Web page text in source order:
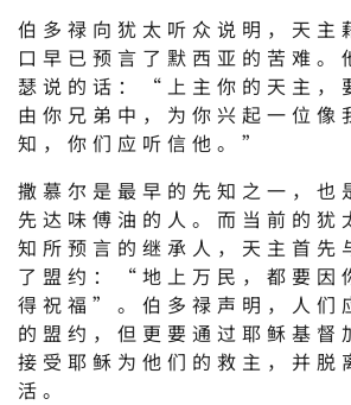
伯多禄向犹太听众说明，天主
口早已预言了默西亚的苦难。
瑟说的话：“上主你的天主，
由你兄弟中，为你兴起一位像
知，你们应听信他。”
撒慕尔是最早的先知之一，也
先达味傅油的人。而当前的犹
知所预言的继承人，天主首先
了盟约：“地上万民，都要因
得祝福”。伯多禄声明，人们
的盟约，但更要通过耶稣基督
接受耶稣为他们的救主，并脱
活。